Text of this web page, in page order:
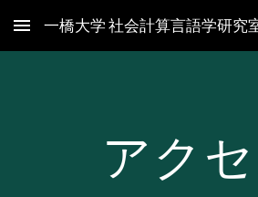
Skip to main content
一橋大学 社会計算言語学研究
アク